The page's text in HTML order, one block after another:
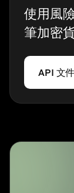
使用風
筆加密
API 文件